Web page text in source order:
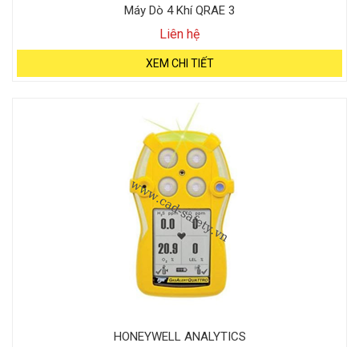
Máy Dò 4 Khí QRAE 3
Liên hệ
XEM CHI TIẾT
HONEYWELL ANALYTICS